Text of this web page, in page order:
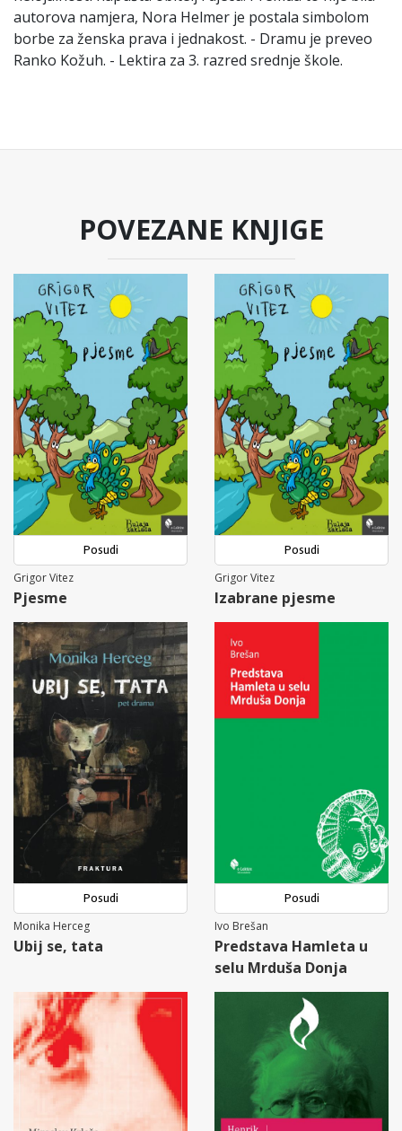
autorova namjera, Nora Helmer je postala simbolom
borbe za ženska prava i jednakost. - Dramu je preveo
Ranko Kožuh. - Lektira za 3. razred srednje škole.
POVEZANE KNJIGE
Posudi
Grigor Vitez
Pjesme
Posudi
Grigor Vitez
Izabrane pjesme
Posudi
Monika Herceg
Ubij se, tata
Posudi
Ivo Brešan
Predstava Hamleta u
selu Mrduša Donja